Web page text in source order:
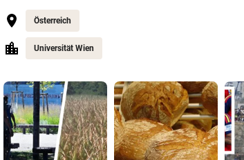
Österreich
Universität Wien